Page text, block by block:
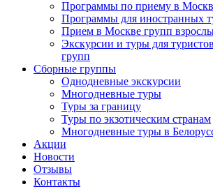
Программы по приему в
Программы для иностранных
Прием в Москве групп
Экскурсии и туры для
групп
Сборные группы
Однодневные экскурсии
Многодневные туры
Туры за границу
Туры по экзотическим странам
Многодневные туры в
Акции
Новости
Отзывы
Контакты